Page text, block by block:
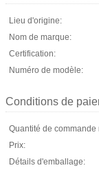
Lieu d'origine:
Nom de marque:
Certification:
Numéro de modèle:
Conditions de
Quantité de commande
Prix:
Détails d'emballage: